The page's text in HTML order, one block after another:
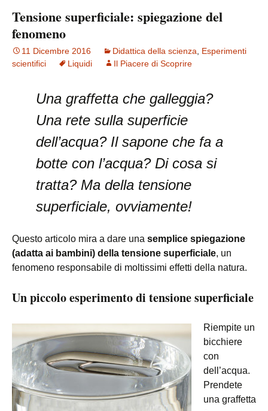
Tensione superficiale: spiegazione del
fenomeno
11 Dicembre 2016 Didattica della scienza
Esperimenti
scientifici
Liquidi Il Piacere di Scoprire
Una graffetta che galleggia?
Una rete sulla superficie
dell’acqua? Il sapone che fa a
botte con l’acqua? Di cosa si
tratta? Ma della tensione
superficiale, ovviamente!
Questo articolo mira a dare una semplice spiegazione
(adatta ai bambini) della tensione superficiale, un
fenomeno responsabile di moltissimi effetti della natura.
Un piccolo esperimento di tensione superficiale
Riempite un
bicchiere
con
dell’acqua.
Prendete
una graffetta